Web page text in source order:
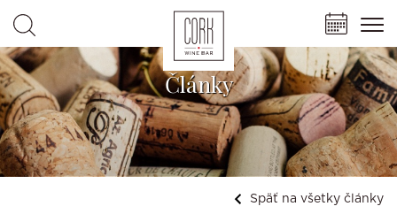
Články
Späť na všetky články